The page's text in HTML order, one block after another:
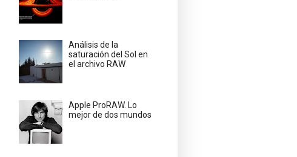
Análisis de la
saturación del Sol en
el archivo RAW
Apple ProRAW. Lo
mejor de dos mundos